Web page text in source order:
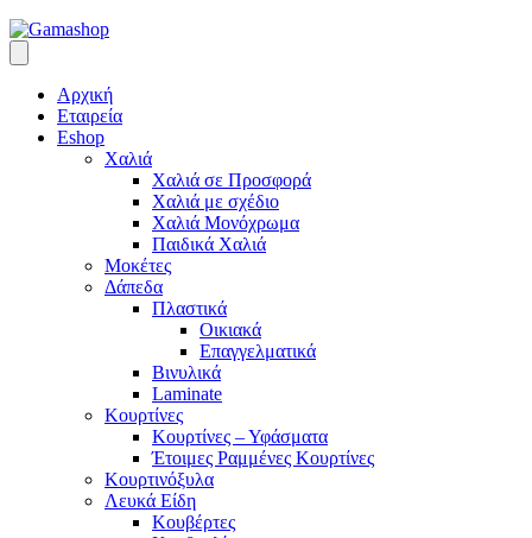
Αρχική
Εταιρεία
Eshop
Χαλιά
Χαλιά σε Προσφορά
Χαλιά με σχέδιο
Χαλιά Μονόχρωμα
Παιδικά Χαλιά
Μοκέτες
Δάπεδα
Πλαστικά
Οικιακά
Επαγγελματικά
Βινυλικά
Laminate
Κουρτίνες
Κουρτίνες – Υφάσματα
Έτοιμες Ραμμένες Κουρτίνες
Κουρτινόξυλα
Λευκά Είδη
Κουβέρτες